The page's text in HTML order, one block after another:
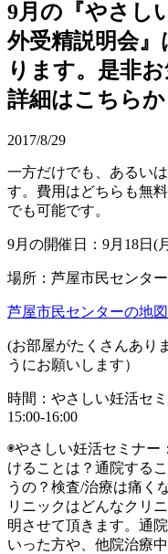
9月の『やさし
外受精説明会』
ります。是非
詳細はこちらか
2017/8/29
一方だけでも、あるい
す。費用はどちらも無
でも可能です。
9月の開催日：9月18日(
場所：芦屋市民センタ
芦屋市民センターの地図
(お部屋がたくさんあり
うにお願いします）
時間：やさしい妊活セ
15:00-16:00
◉やさしい妊活セミナー
けることは？通院する
うの？検査/治療は痛く
リニックはどんなクリ
明させて頂きます。通
いった方や、他院治療